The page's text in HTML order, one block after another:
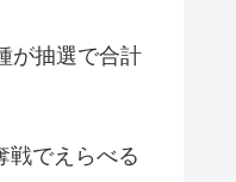
が抽選で合計
でえらべる